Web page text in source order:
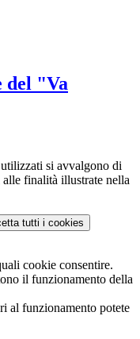
del "Va
si avvalgono di
finalità illustrate nella
tutti i cookies
cookie consentire.
il funzionamento della
al funzionamento potete